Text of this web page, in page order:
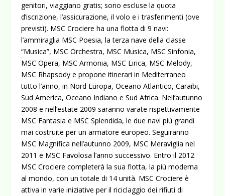
genitori, viaggiano gratis; sono escluse la quota
d’iscrizione, l’assicurazione, il volo e i trasferimenti (ove
previsti). MSC Crociere ha una flotta di 9 navi:
l’ammiraglia MSC Poesia, la terza nave della classe
“Musica”, MSC Orchestra, MSC Musica, MSC Sinfonia,
MSC Opera, MSC Armonia, MSC Lirica, MSC Melody,
MSC Rhapsody e propone itinerari in Mediterraneo
tutto l’anno, in Nord Europa, Oceano Atlantico, Caraibi,
Sud America, Oceano Indiano e Sud Africa. Nell’autunno
2008 e nell’estate 2009 saranno varate rispettivamente
MSC Fantasia e MSC Splendida, le due navi più grandi
mai costruite per un armatore europeo. Seguiranno
MSC Magnifica nell’autunno 2009, MSC Meraviglia nel
2011 e MSC Favolosa l’anno successivo. Entro il 2012
MSC Crociere completerà la sua flotta, la più moderna
al mondo, con un totale di 14 unità. MSC Crociere è
attiva in varie iniziative per il riciclaggio dei rifiuti di